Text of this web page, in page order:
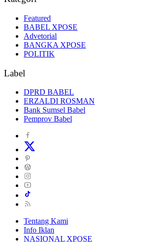
Featured
BABEL XPOSE
Advetorial
BANGKA XPOSE
POLITIK
Label
DPRD BABEL
ERZALDI ROSMAN
Bank Sumsel Babel
Pemprov Babel
Tentang Kami
Info Iklan
NASIONAL XPOSE